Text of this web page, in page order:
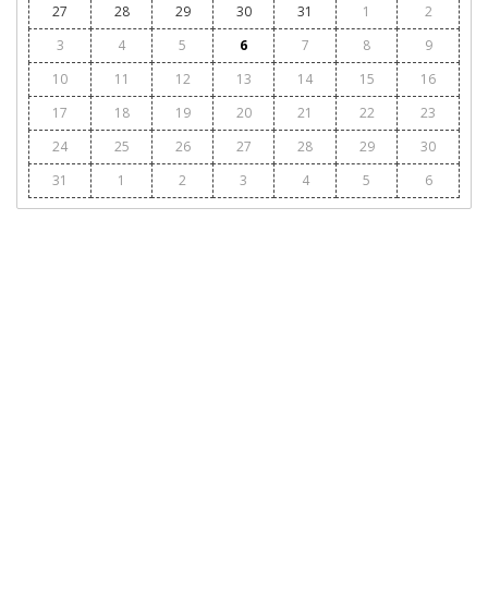
27 28 29 30 31 1
2
3
4 5 6 7 8
9
10
11 12 13 14 15
16
17
18 19 20 21 22
23
24
25 26 27 28 29
30
31
1 2 3 4 5 6